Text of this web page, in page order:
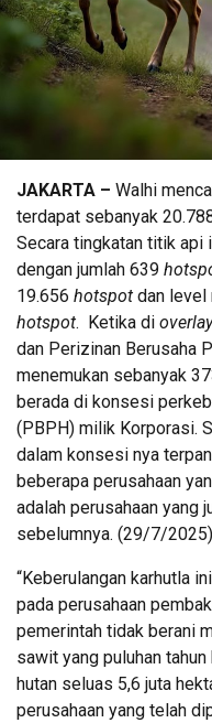
JAKARTA – Walhi
terdapat sebanyak
Secara tingkatan titik
dengan jumlah 639
19.656 hotspot dan level
hotspot. Ketika di overlay
dan Perizinan Berusaha
menemukan sebanyak
berada di konsesi
(PBPH) milik Korporasi.
dalam konsesi nya
beberapa perusahaan
adalah perusahaan yang
sebelumnya. (29/7/2025)
“Keberulangan karhutla
pada perusahaan
pemerintah tidak berani
sawit yang puluhan
hutan seluas 5,6 juta
perusahaan yang telah